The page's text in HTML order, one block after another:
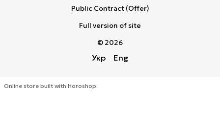
Public Contract (Offer)
Full version of site
© 2026
Укр Eng
Online store built with Horoshop